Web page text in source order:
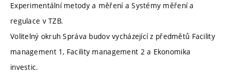
Experimentální metody a měření a Systémy měření a
regulace v TZB.
Volitelný okruh Správa budov vycházející z předmětů Facility
management 1, Facility management 2 a Ekonomika
investic.